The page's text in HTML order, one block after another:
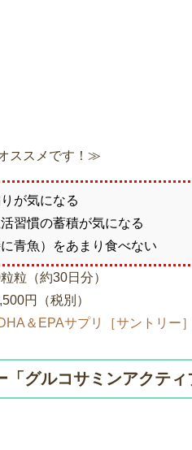
ススメです！≫
が気になる
習慣の蓄積が気になる
青魚）をあまり食べない
粒（約30日分）
円（税別）
＆EPAサプリ［サントリー
「グルコサミンアクテ